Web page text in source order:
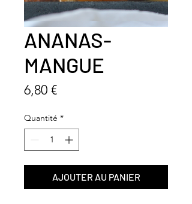
ANANAS-
MANGUE
6,80 €Prix
Quantité *
AJOUTER AU PANIER